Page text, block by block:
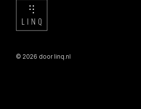
© 2026 door linq.nl